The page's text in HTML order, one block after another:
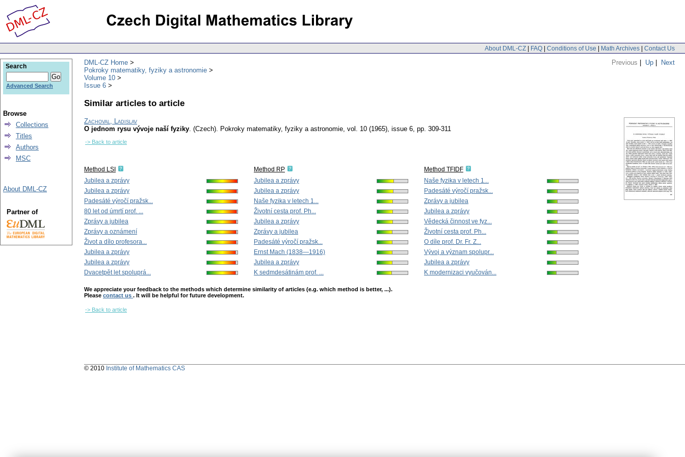
About DML-CZ | FAQ | Conditions of Use | Math Archives | Contact Us
Previous | Up | Next
DML-CZ Home
Pokroky matematiky, fyziky a astronomie
Volume 10
Issue 6
Similar articles to article
Zachoval, Ladislav
O jednom rysu vývoje naší fyziky. (Czech). Pokroky matematiky, fyziky a astronomie, vol. 10 (1965), issue 6, pp. 309-311
-> Back to article
Method LSI
Jubilea a zprávy
Jubilea a zprávy
Padesáté výročí pražsk...
80 let od úmrtí prof. ...
Zprávy a jubilea
Zprávy a oznámení
Život a dílo profesora...
Jubilea a zprávy
Jubilea a zprávy
Dvacetpět let spoluprá...
Method RP
Jubilea a zprávy
Jubilea a zprávy
Naše fyzika v letech 1...
Životní cesta prof. Ph...
Jubilea a zprávy
Zprávy a jubilea
Padesáté výročí pražsk...
Ernst Mach (1838—1916)
Jubilea a zprávy
K sedmdesátinám prof. ...
Method TFIDF
Naše fyzika v letech 1...
Padesáté výročí pražsk...
Zprávy a jubilea
Jubilea a zprávy
Vědecká činnost ve fyz...
Životní cesta prof. Ph...
O díle prof. Dr. Fr. Z...
Vývoj a význam spolupr...
Jubilea a zprávy
K modernizaci vyučován...
We appreciate your feedback to the methods which determine similarity of articles (e.g. which method is better, ...).
Please contact us . It will be helpful for future development.
-> Back to article
Search
Advanced Search
Browse
Collections
Titles
Authors
MSC
About DML-CZ
Partner of
© 2010 Institute of Mathematics CAS